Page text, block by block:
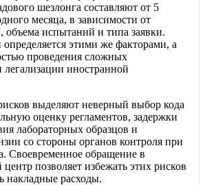
шезлонга составляют от 5
месяца, в зависимости от
испытаний и типа заявки.
этими же факторами, а
проведения сложных
иностранной
выделяют неверный выбор кода
оценку регламентов, задержки
лабораторных образцов и
со стороны органов контроля при
Своевременное обращение в
позволяет избежать этих рисков
накладные расходы.